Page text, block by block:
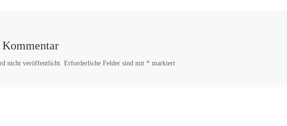
Kommentar
nicht veröffentlicht. Erforderliche Felder sind mit * markiert